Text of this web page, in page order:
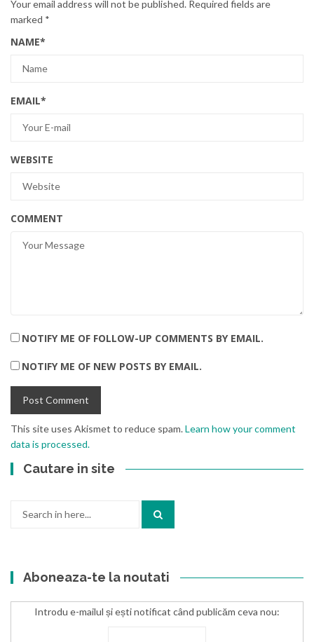
Your email address will not be published. Required fields are
marked *
NAME*
EMAIL*
WEBSITE
COMMENT
NOTIFY ME OF FOLLOW-UP COMMENTS BY EMAIL.
NOTIFY ME OF NEW POSTS BY EMAIL.
This site uses Akismet to reduce spam.Learn how your comment
data is processed.
Cautare in site
Aboneaza-te la noutati
Introdu e-mailul și ești notificat când publicăm ceva nou: